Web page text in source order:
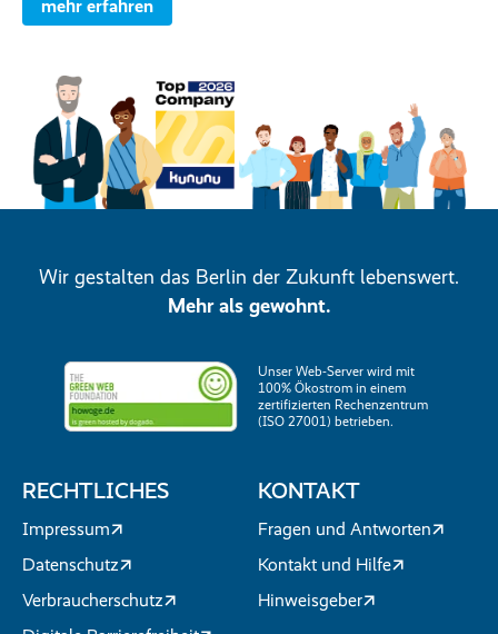
mehr erfahren
Wir gestalten das Berlin der Zukunft lebenswert.
Mehr als gewohnt.
Unser Web-Server wird mit
100% Ökostrom in einem
zertifizierten Rechenzentrum
(ISO 27001) betrieben.
RECHTLICHES
Impressum
Datenschutz
Verbraucherschutz
KONTAKT
Fragen und Antworten
Kontakt und Hilfe
Hinweisgeber